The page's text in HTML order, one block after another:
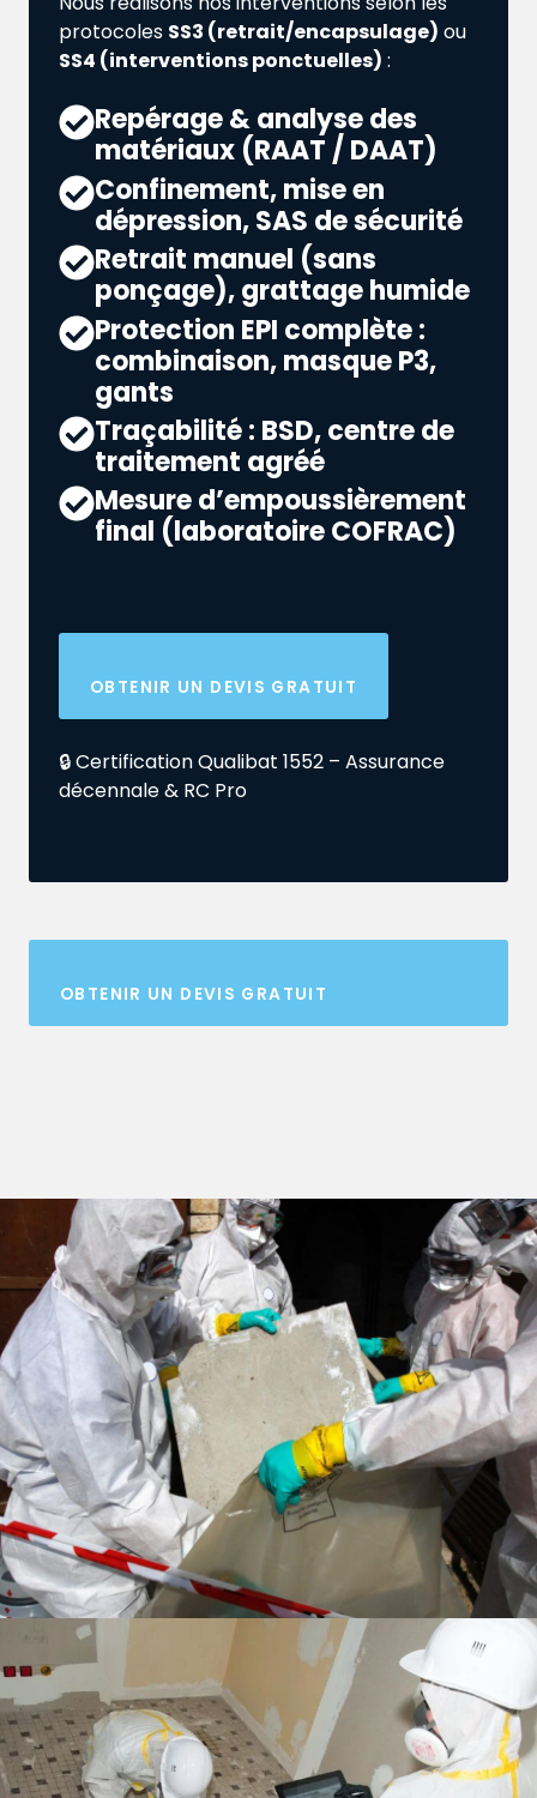
protocoles SS3 (retrait/encapsulage) ou
SS4 (interventions ponctuelles) :
Repérage & analyse des
matériaux (RAAT / DAAT)
Confinement, mise en
dépression, SAS de sécurité
Retrait manuel (sans
ponçage), grattage humide
Protection EPI complète :
combinaison, masque P3,
gants
Traçabilité : BSD, centre de
traitement agréé
Mesure d’empoussièrement
final (laboratoire COFRAC)
OBTENIR UN DEVIS GRATUIT
🔒 Certification Qualibat 1552 – Assurance
décennale & RC Pro
OBTENIR UN DEVIS GRATUIT